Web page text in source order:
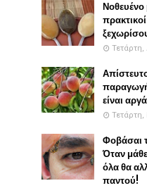
Νοθευένο
Τετάρτη,
είναι
Τετάρτη,
Φοβάσαι
Όταν
όλα θα
παντού!